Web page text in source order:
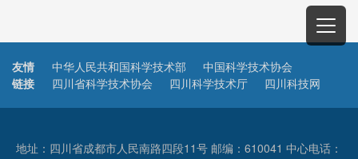
友情
链接
中华人民共和国科学技术部
中国科学技术协会
四川省科学技术协会
四川科学技术厅 四川科技网
地址：四川省成都市人民南路四段11号 邮编：610041 中心电话：